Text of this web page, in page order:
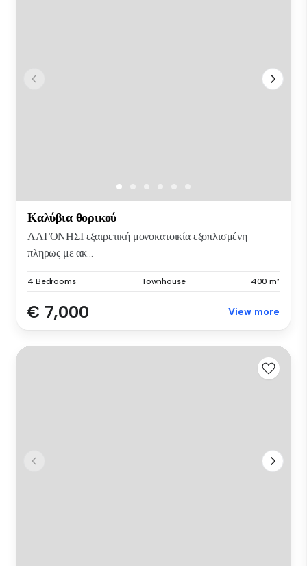
Καλύβια θορικού
ΛΑΓΟΝΗΣΙ εξαιρετική μονοκατοικία εξοπλισμένη
πληρως με ακ...
4 Bedrooms Townhouse 400 m²
€ 7,000 View more